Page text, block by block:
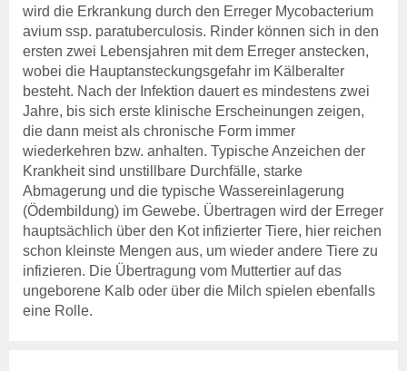
Entschädigung - Tierarten
Entschädigung - Verfahren
Entschädigung - Höhe
Entschädigung - Antrag
anzeigepflichtige
Tierseuchen
Beihilfen
Beihilfen & Leistungen
Beihilfen - Verfahren
Beihilfen - De-minimis -
Hinweise
Kostenübernahme
Blutproben
Tierkörperbeseitigung
wird die Erkrankung durch den Erreger Mycobacterium
avium ssp. paratuberculosis. Rinder können sich in den
ersten zwei Lebensjahren mit dem Erreger anstecken,
wobei die Hauptansteckungsgefahr im Kälberalter
besteht. Nach der Infektion dauert es mindestens zwei
Jahre, bis sich erste klinische Erscheinungen zeigen,
die dann meist als chronische Form immer
wiederkehren bzw. anhalten. Typische Anzeichen der
Krankheit sind unstillbare Durchfälle, starke
Abmagerung und die typische Wassereinlagerung
(Ödembildung) im Gewebe. Übertragen wird der Erreger
hauptsächlich über den Kot infizierter Tiere, hier reichen
schon kleinste Mengen aus, um wieder andere Tiere zu
infizieren. Die Übertragung vom Muttertier auf das
ungeborene Kalb oder über die Milch spielen ebenfalls
eine Rolle.